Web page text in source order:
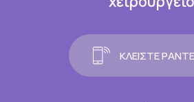
ΚΛΕΙΣΤΕΡΑΝΤΕ